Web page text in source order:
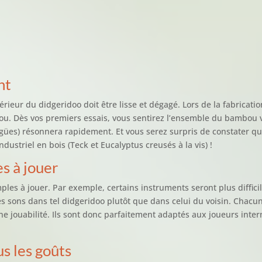
du didgeridoo doit être lisse et dégagé. Lors de la
Dès vos premiers essais, vous sentirez l’ensemble du
résonnera rapidement. Et vous serez surpris de constater
en bois (Teck et Eucalyptus creusés à la vis) !
à jouer
à jouer. Par exemple, certains instruments seront plus
sons dans tel didgeridoo plutôt que dans celui du voisin.
jouabilité. Ils sont donc parfaitement adaptés aux joueurs
les goûts